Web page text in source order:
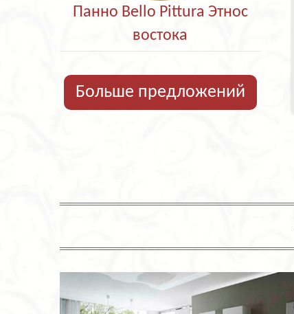
Панно Bello Pittura Этнос
востока
Больше предложений